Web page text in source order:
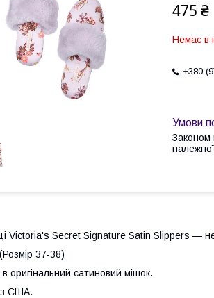
475 ₴
Немає в
+380
Законом
Victoria's Secret Signature Satin Slippers —
37-38)
в оригінальний сатиновий мішок.
з США.